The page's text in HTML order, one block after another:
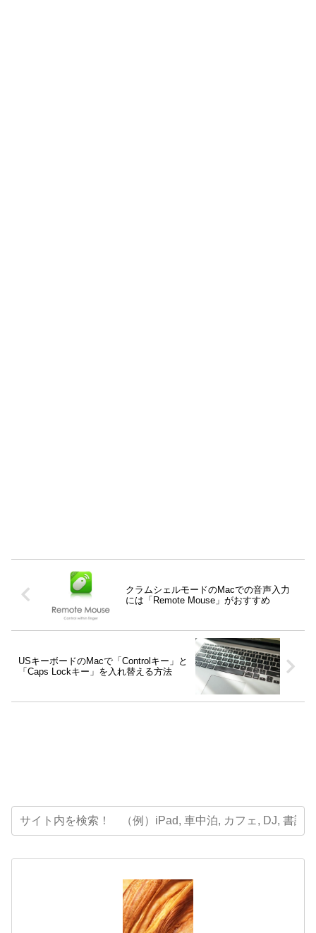
クラムシェルモードのMacでの音声入力
には「Remote Mouse」がおすすめ
USキーボードのMacで「Controlキー」と
「Caps Lockキー」を入れ替える方法